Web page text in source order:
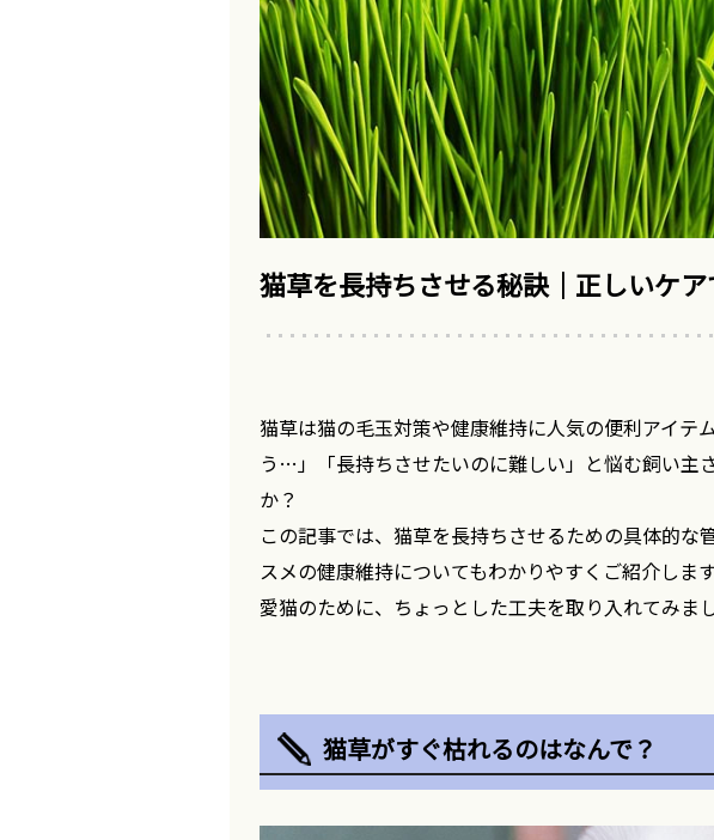
猫草を長持ちさせる秘訣｜正しいケア
猫草は猫の毛玉対策や健康維持に人気の便利アイテ
う…」「長持ちさせたいのに難しい」と悩む飼い主
か？
この記事では、猫草を長持ちさせるための具体的な
スメの健康維持についてもわかりやすくご紹介します
愛猫のために、ちょっとした工夫を取り入れてみま
猫草がすぐ枯れるのはなんで？